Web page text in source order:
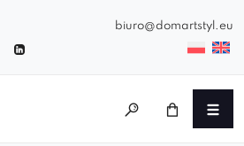
biuro@domartstyl.eu